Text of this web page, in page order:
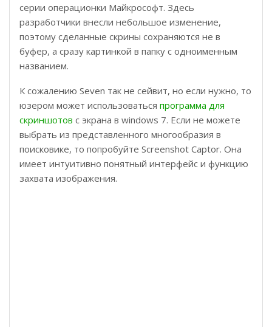
серии операционки Майкрософт. Здесь
разработчики внесли небольшое изменение,
поэтому сделанные скрины сохраняются не в
буфер, а сразу картинкой в папку с одноименным
названием.
К сожалению Seven так не сейвит, но если нужно, то
юзером может использоваться программа для
скриншотов с экрана в windows 7. Если не можете
выбрать из представленного многообразия в
поисковике, то попробуйте Screenshot Captor. Она
имеет интуитивно понятный интерфейс и функцию
захвата изображения.